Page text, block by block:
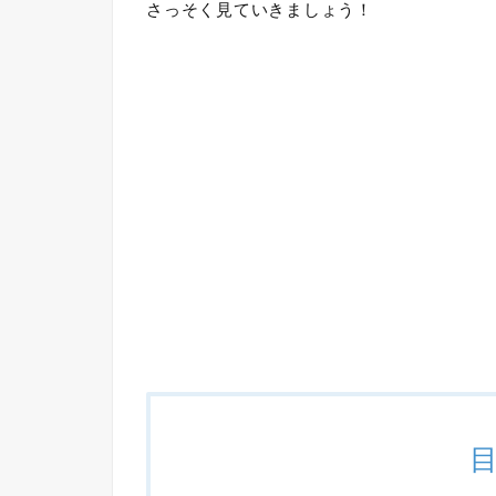
さっそく見ていきましょう！